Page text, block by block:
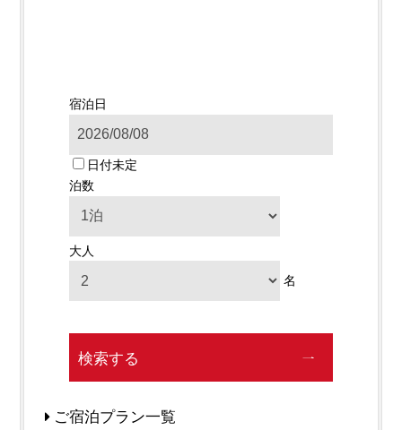
宿泊日
日付未定
泊数
大人
名
検索する
ご宿泊プラン一覧